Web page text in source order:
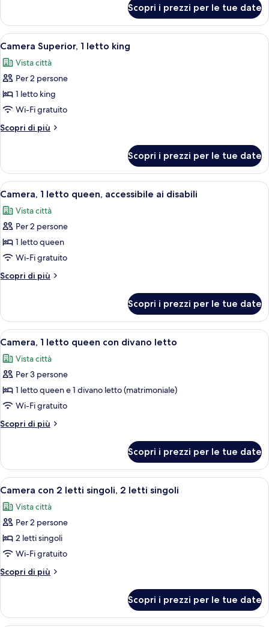
king
familiare,
letto
Scopri i prezzi per le tue date
Apri
tutte
le
foto
per
Camera
Superior,
1
king
Camera d'albergo con un letto
6
Camera Superior, 1 letto king
Vista città
Per 2 persone
1 letto king
Wi-Fi gratuito
Scopri di più
Altri
Superior,
letto
Scopri i prezzi per le tue date
Apri
tutte
le
foto
per
Camera,
1
letto
accessibile
ai
disabili
Camera d'albergo con un letto, una
7
Camera, 1 letto queen, accessibile ai disabili
Vista città
Per 2 persone
1 letto queen
Wi-Fi gratuito
Scopri di più
Altri
1
letto
queen,
ai
disabili
Scopri i prezzi per le tue date
Apri
tutte
le
foto
per
Camera,
1
letto
con
divano
letto
Una camera d'albergo moderna con
6
Camera, 1 letto queen con divano letto
Vista città
Per 3 persone
1 letto queen e 1 divano letto (matrimoniale)
Wi-Fi gratuito
Scopri di più
Altri
1
letto
queen
divano
letto
Scopri i prezzi per le tue date
Apri
tutte
le
foto
per
Camera
con
2
singoli,
Una camera d'albergo con due letti,
6
Camera con 2 letti singoli, 2 letti singoli
Vista città
Per 2 persone
2 letti singoli
Wi-Fi gratuito
Scopri di più
Altri
con
Scopri i prezzi per le tue date